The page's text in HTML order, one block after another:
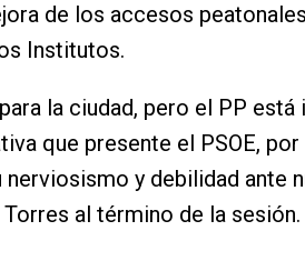
de los accesos
Institutos.
la ciudad, pero el PP está
que presente el PSOE, por
y debilidad ante
al término de la sesión.